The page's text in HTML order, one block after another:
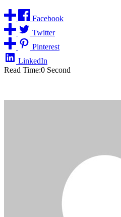
Facebook
Twitter
Pinterest
LinkedIn
Read Time:0 Second